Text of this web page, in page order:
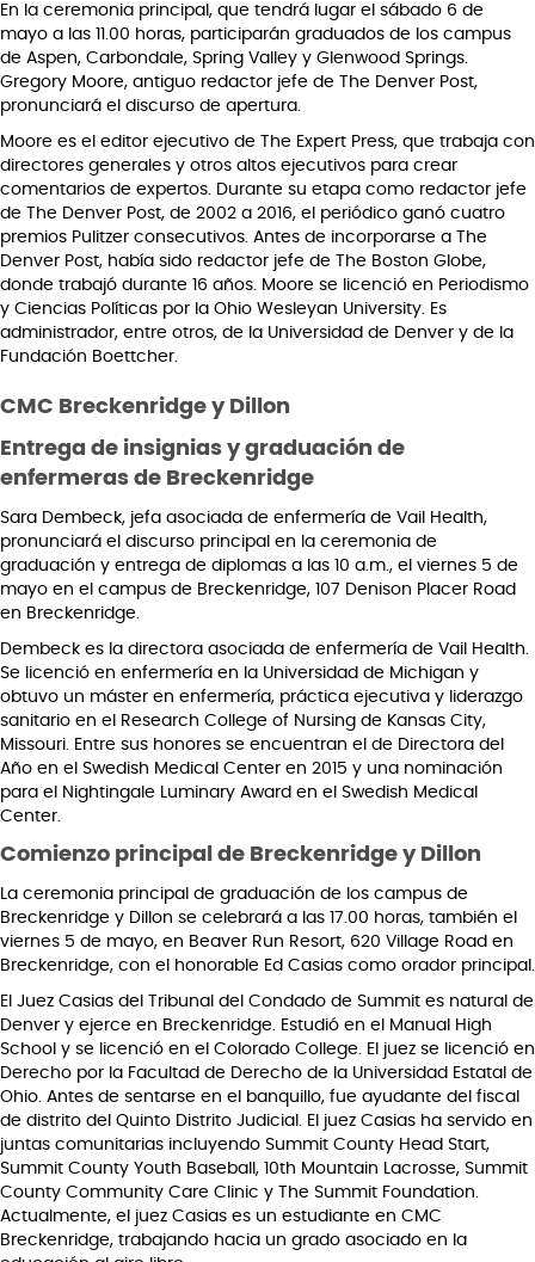
En la ceremonia principal, que tendrá lugar el sábado 6 de
mayo a las 11.00 horas, participarán graduados de los campus
de Aspen, Carbondale, Spring Valley y Glenwood Springs.
Gregory Moore, antiguo redactor jefe de The Denver Post,
pronunciará el discurso de apertura.
Moore es el editor ejecutivo de The Expert Press, que trabaja con
directores generales y otros altos ejecutivos para crear
comentarios de expertos. Durante su etapa como redactor jefe
de The Denver Post, de 2002 a 2016, el periódico ganó cuatro
premios Pulitzer consecutivos. Antes de incorporarse a The
Denver Post, había sido redactor jefe de The Boston Globe,
donde trabajó durante 16 años. Moore se licenció en Periodismo
y Ciencias Políticas por la Ohio Wesleyan University. Es
administrador, entre otros, de la Universidad de Denver y de la
Fundación Boettcher.
CMC Breckenridge y Dillon
Entrega de insignias y graduación de
enfermeras de Breckenridge
Sara Dembeck, jefa asociada de enfermería de Vail Health,
pronunciará el discurso principal en la ceremonia de
graduación y entrega de diplomas a las 10 a.m., el viernes 5 de
mayo en el campus de Breckenridge, 107 Denison Placer Road
en Breckenridge.
Dembeck es la directora asociada de enfermería de Vail Health.
Se licenció en enfermería en la Universidad de Michigan y
obtuvo un máster en enfermería, práctica ejecutiva y liderazgo
sanitario en el Research College of Nursing de Kansas City,
Missouri. Entre sus honores se encuentran el de Directora del
Año en el Swedish Medical Center en 2015 y una nominación
para el Nightingale Luminary Award en el Swedish Medical
Center.
Comienzo principal de Breckenridge y Dillon
La ceremonia principal de graduación de los campus de
Breckenridge y Dillon se celebrará a las 17.00 horas, también el
viernes 5 de mayo, en Beaver Run Resort, 620 Village Road en
Breckenridge, con el honorable Ed Casias como orador principal.
El Juez Casias del Tribunal del Condado de Summit es natural de
Denver y ejerce en Breckenridge. Estudió en el Manual High
School y se licenció en el Colorado College. El juez se licenció en
Derecho por la Facultad de Derecho de la Universidad Estatal de
Ohio. Antes de sentarse en el banquillo, fue ayudante del fiscal
de distrito del Quinto Distrito Judicial. El juez Casias ha servido en
juntas comunitarias incluyendo Summit County Head Start,
Summit County Youth Baseball, 10th Mountain Lacrosse, Summit
County Community Care Clinic y The Summit Foundation.
Actualmente, el juez Casias es un estudiante en CMC
Breckenridge, trabajando hacia un grado asociado en la